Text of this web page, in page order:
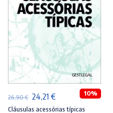
ADICIONAR
26,90€ O
preço
24,21 €O
preço
10%
Cláusulas acessórias típicas